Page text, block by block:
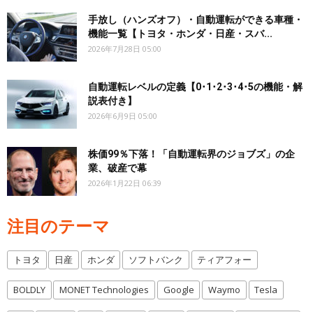
手放し（ハンズオフ）・自動運転ができる車種・
機能一覧【トヨタ・ホンダ・日産・スバ...
2026年7月28日 05:00
自動運転レベルの定義【0･1･2･3･4･5の機能・解
説表付き】
2026年6月9日 05:00
株価99％下落！「自動運転界のジョブズ」の企
業、破産で幕
2026年1月22日 06:39
注目のテーマ
トヨタ 日産 ホンダ ソフトバンク ティアフォー
BOLDLY MONET Technologies Google Waymo Tesla